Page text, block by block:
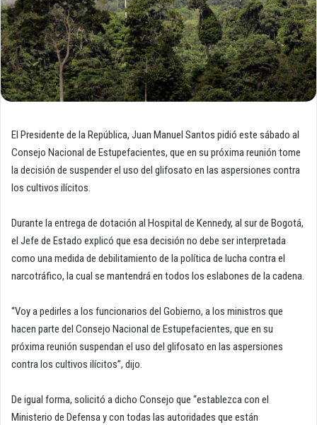
El Presidente de la República, Juan Manuel Santos pidió este sábado al
Consejo Nacional de Estupefacientes, que en su próxima reunión tome
la decisión de suspender el uso del glifosato en las aspersiones contra
los cultivos ilícitos.
Durante la entrega de dotación al Hospital de Kennedy, al sur de Bogotá,
el Jefe de Estado explicó que esa decisión no debe ser interpretada
como una medida de debilitamiento de la política de lucha contra el
narcotráfico, la cual se mantendrá en todos los eslabones de la cadena.
“Voy a pedirles a los funcionarios del Gobierno, a los ministros que
hacen parte del Consejo Nacional de Estupefacientes, que en su
próxima reunión suspendan el uso del glifosato en las aspersiones
contra los cultivos ilícitos”, dijo.
De igual forma, solicitó a dicho Consejo que “establezca con el
Ministerio de Defensa y con todas las autoridades que están